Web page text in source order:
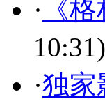
· 《
10:31)
·独家